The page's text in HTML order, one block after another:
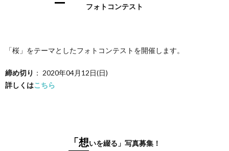
フォトコンテスト
「桜」をテーマとしたフォトコンテストを開催します。
締め切り ： 2020年04月12日(日)
詳しくはこちら
「想いを綴る」写真募集！